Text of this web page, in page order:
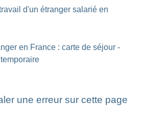
d'un étranger salarié en
en France : carte de séjour -
une erreur sur cette page